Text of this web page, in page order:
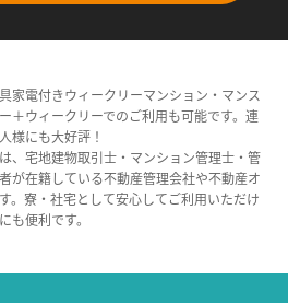
家電付きウィークリーマンション・マンス
＋ウィークリーでのご利用も可能です。連
様にも大好評！
、宅地建物取引士・マンション管理士・管
が在籍している不動産管理会社や不動産オ
。寮・社宅として安心してご利用いただけ
も便利です。